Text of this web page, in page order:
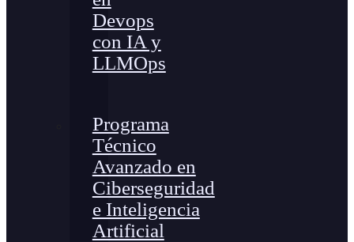
Devops
con IA y
LLMOps
Programa
Técnico
Avanzado en
Ciberseguridad
e Inteligencia
Artificial